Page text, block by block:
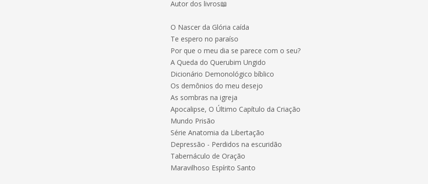
Autor dos livros📖
O Nascer da Glória caída
Te espero no paraíso
Por que o meu dia se parece com o seu?
A Queda do Querubim Ungido
Dicionário Demonológico bíblico
Os demônios do meu desejo
As sombras na igreja
Apocalipse, O Último Capítulo da Criação
Mundo Prisão
Série Anatomia da Libertação
Depressão - Perdidos na escuridão
Tabernáculo de Oração
Maravilhoso Espírito Santo